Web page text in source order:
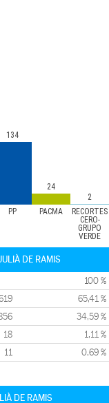
PP PACMA
RECORTES
CERO-
GRUPO
VERDE
134
24
2
DE RAMIS
100 %
65,41 %
34,59 %
18 1,11 %
11 0,69 %
DE RAMIS